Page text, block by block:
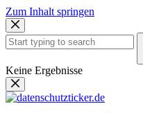
Zum Inhalt springen
Keine Ergebnisse